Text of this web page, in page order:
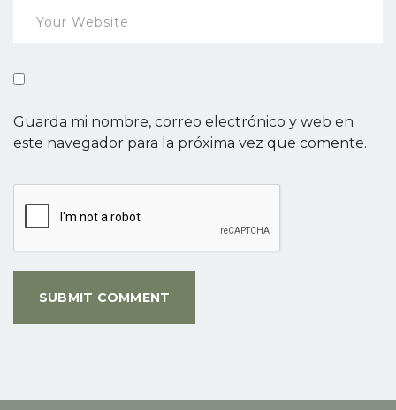
Guarda mi nombre, correo electrónico y web en
este navegador para la próxima vez que comente.